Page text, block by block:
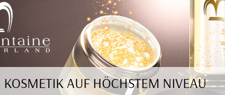
ÜBERSPRINGEN
PRODUKTE
GUTSCHEINE
VALMONT
MENARD
MEDER
COSNOBELL
PROBIO DERM・INFO
DERMALOGICA
APHRO CELINA
KOSMETIK AUF HÖCHSTEM NIVEAU